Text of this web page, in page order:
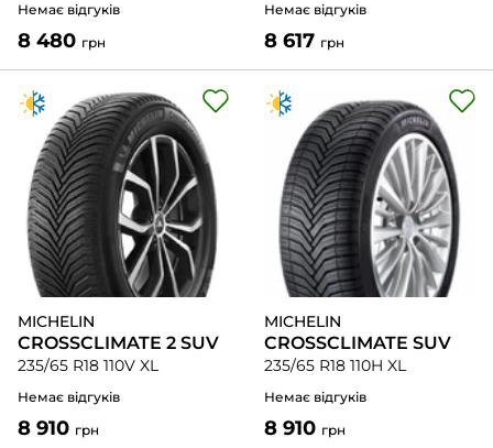
Немає відгуків
8 480 грн
Немає відгуків
8 617 грн
MICHELIN
CROSSCLIMATE 2 SUV
235/65 R18 110V XL
Немає відгуків
8 910 грн
MICHELIN
CROSSCLIMATE SUV
235/65 R18 110H XL
Немає відгуків
8 910 грн